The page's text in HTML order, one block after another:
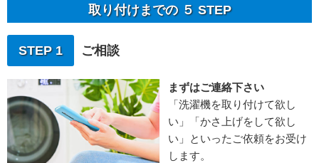
取り付けまでの ５ STEP
STEP 1 ご相談
まずはご連絡下さい
「洗濯機を取り付けて欲し
い」「かさ上げをして欲し
い」といったご依頼をお受け
します。